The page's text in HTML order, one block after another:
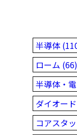
半導体
ローム (66)
半導体・
ダイオー
コアスタ